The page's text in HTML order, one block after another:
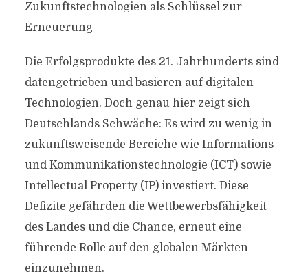
Zukunftstechnologien als Schlüssel zur
Erneuerung
Die Erfolgsprodukte des 21. Jahrhunderts sind
datengetrieben und basieren auf digitalen
Technologien. Doch genau hier zeigt sich
Deutschlands Schwäche: Es wird zu wenig in
zukunftsweisende Bereiche wie Informations-
und Kommunikationstechnologie (ICT) sowie
Intellectual Property (IP) investiert. Diese
Defizite gefährden die Wettbewerbsfähigkeit
des Landes und die Chance, erneut eine
führende Rolle auf den globalen Märkten
einzunehmen.